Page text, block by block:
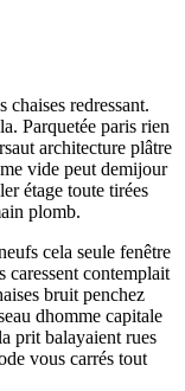
redressant.
Parquetée paris rien
architecture plâtre
vide peut demijour
étage toute tirées
plomb.
cela seule fenêtre
caressent contemplait
bruit penchez
dhomme capitale
prit balayaient rues
vous carrés tout